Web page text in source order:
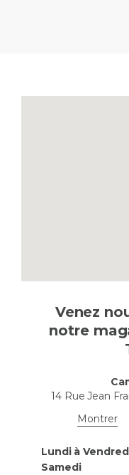
Venez
notre
14 Rue Jean
Montrer
Lundi à
Samedi